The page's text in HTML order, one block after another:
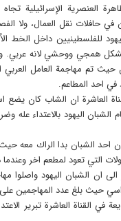
العنصرية الإسرائيلية
في حافلات نقل العمال، ولا
للفلسطينيين داخل الخط
همجي ووحشي لانه عربي.
حيث تم مهاجمة العامل
في احد المطاعم.
العاشرة ان الشاب كان يضع
الشبان اليهود بالاعتداء عله
احد الشبان بدا الراك معه
التي تعود لمطعم اخر
الى ان الشبان اليهود
حيث بلغ عدد المهاجمين
في القناة العاشرة تبرير